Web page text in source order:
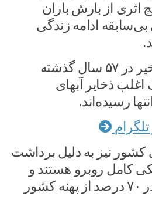
از بارش باران
ادامه زندگی
شدت خشکسالی اخیر در ۵۷ سال گذشته
اغلب ذخایر آبهای
رسیده‌اند.
نیز به دلیل برداشت
کامل روبرو هستند و
وضعیت بحران آب در ۷۰ درصد از پهنه کشور